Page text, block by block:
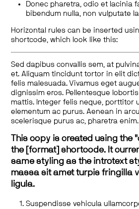
Donec pharetra, odio et lacinia
bibendum nulla, non vulputate
Horizontal rules can be inserted
shortcode, which look like this:
Sed dapibus convallis sem, at
et. Aliquam tincidunt tortor in elit
felis malesuada. Vivamus eget
dignissim eros. Pellentesque
mattis. Integer felis neque, porttitor
elementum ac purus. Aenean in
scelerisque purus ac, pharetra enim.
This copy is created using the
the [format] shortcode. It
same styling as the introtext
massa sit amet turpis fringilla
ligula.
Suspendisse vehicula